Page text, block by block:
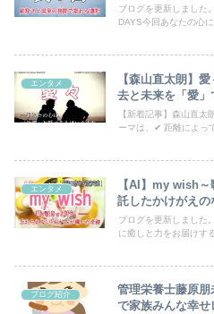
ブログを更新しました
DAYS今回あなたの心に
エンタメ
【森山直太朗】
去と未来を「愛」
【新着記事】森山直太
ーマは、✔ 距離によっ
エンタメ
【AI】my wish
託したかけがえの
ブログを更新しました
に癒しと力をお届けす
ブログ紹介
管理栄養士藤原朋
で家族みんな幸せ